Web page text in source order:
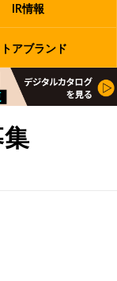
IR情報
アブランド